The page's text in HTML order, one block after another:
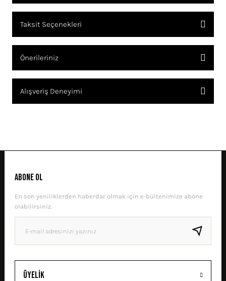
Taksit Seçenekleri
Önerileriniz
konularda yetersiz gördüğünüz noktaları öneri formunu kullanarak
tarafımıza iletebilirsiniz.
Ürün fiyatı diğer sitelerden daha pahalı.
Bu ürüne benzer farklı alternatifler olmalı.
GÖNDER
Alışveriş Deneyimi
Üyelik
ABONE OL
En son yeniliklerden haberdar olmak için e-bültenimize abone
olabilirsiniz.